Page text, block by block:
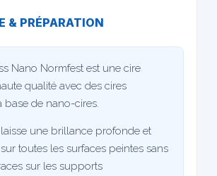
& PRÉPARATION
Nano Normfest est une cire
qualité avec des cires
base de nano-cires.
une brillance profonde et
toutes les surfaces peintes sans
sur les supports